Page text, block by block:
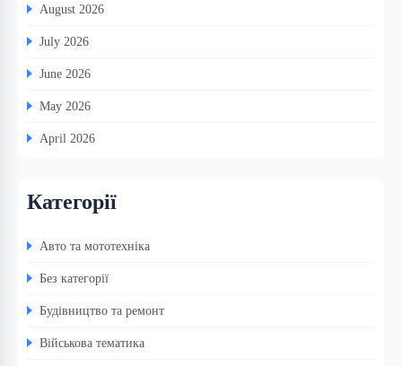
August 2026
July 2026
June 2026
May 2026
April 2026
Категорії
Авто та мототехніка
Без категорії
Будівництво та ремонт
Військова тематика